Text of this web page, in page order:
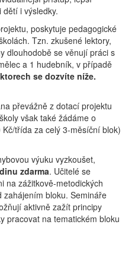
i výsledky.
poskytuje pedagogické
Tzn. zkušené lektory,
dlouhodobě se věnují práci s
a 1 hudebník, v případě
se dozvíte níže.
převážně z dotací projektu
však také žádáme o
třída za celý 3-měsíční blok)
výuku vyzkoušet,
zdarma. Učitelé se
na zážitkově-metodických
bloku. Semináře
aktivně zažít principy
pracovat na tematickém bloku